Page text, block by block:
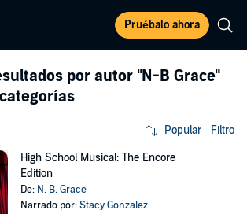
Pruébalo ahora
por autor "N-B Grace"
Popular Filtro
High School Musical: The Encore
Edition
De: N. B. Grace
Narrado por:Stacy Gonzalez